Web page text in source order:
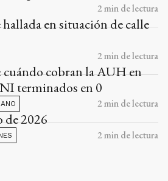
2min de lectura
en situación de calle
2min de lectura
cuándo cobran la AUH en
terminados en 0
2min de lectura
de 2026
2min de lectura